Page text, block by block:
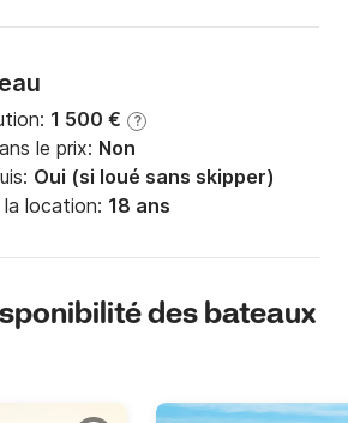
? Pas de problème ! Vous
en mer sans stress.
sur demande (avec supplément).
skipper à l’avance pour
Merci de votre compréhension.
: veuillez lire attentivement
de réserver :
EUR – préautorisation sur carte
1 500 € ?
le prix: Non
Oui (si loué sans skipper)
la location: 18 ans
des bateaux